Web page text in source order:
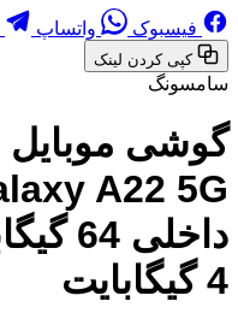
فیسبوک واتساپ
کپی کردن لینک
سامسونگ
گوشی
4 گیگابایت